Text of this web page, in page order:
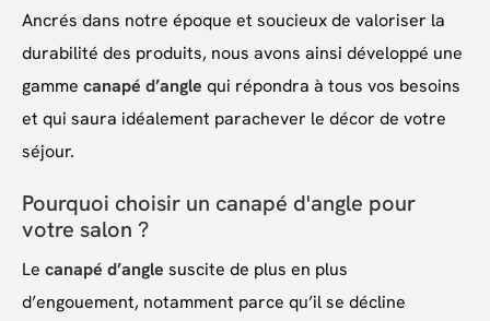
Ancrés dans notre époque et soucieux de valoriser la
durabilité des produits, nous avons ainsi développé une
gamme canapé d’angle qui répondra à tous vos besoins
et qui saura idéalement parachever le décor de votre
séjour.
Pourquoi choisir un canapé d'angle pour
votre salon ?
Le canapé d’angle suscite de plus en plus
d’engouement, notamment parce qu’il se décline